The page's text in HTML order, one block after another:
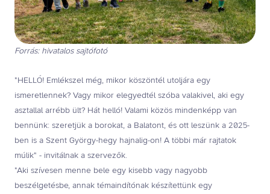
Forrás: hivatalos sajtófotó
"HELLÓ! Emlékszel még, mikor köszöntél utoljára egy
ismeretlennek? Vagy mikor elegyedtél szóba valakivel, aki egy
asztallal arrébb ült? Hát helló! Valami közös mindenképp van
bennünk: szeretjük a borokat, a Balatont, és ott leszünk a 2025-
ben is a Szent György-hegy hajnalig-on! A többi már rajtatok
múlik" - invitálnak a szervezők.
"Aki szívesen menne bele egy kisebb vagy nagyobb
beszélgetésbe, annak témaindítónak készítettünk egy